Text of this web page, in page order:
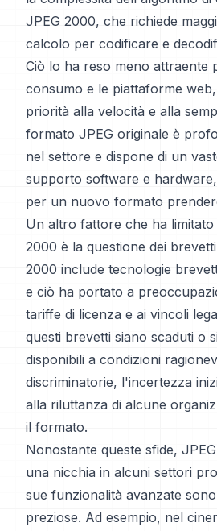
JPEG 2000, che richiede
calcolo per codificare e
Ciò lo ha reso meno attraente
consumo e le piattaforme
priorità alla velocità e alla
formato JPEG originale è
nel settore e dispone di un
supporto software e
per un nuovo formato
Un altro fattore che ha limitato
2000 è la questione dei
2000 include tecnologie
e ciò ha portato a
tariffe di licenza e ai vincoli
questi brevetti siano scaduti o
disponibili a condizioni
discriminatorie, l'incertezza
alla riluttanza di alcune
il formato.
Nonostante queste sfide,
una nicchia in alcuni settori
sue funzionalità avanzate
preziose. Ad esempio, nel